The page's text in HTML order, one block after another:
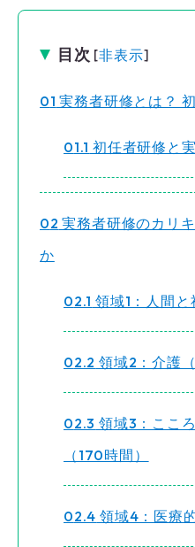
目次 [非表示]
1 実務者研修とは？
1.1 初任者研修と
2 実務者研修のカリ
か
2.1 領域1：人間と
2.2 領域2：介護
2.3 領域3：ここ
（170時間）
2.4 領域4：医療